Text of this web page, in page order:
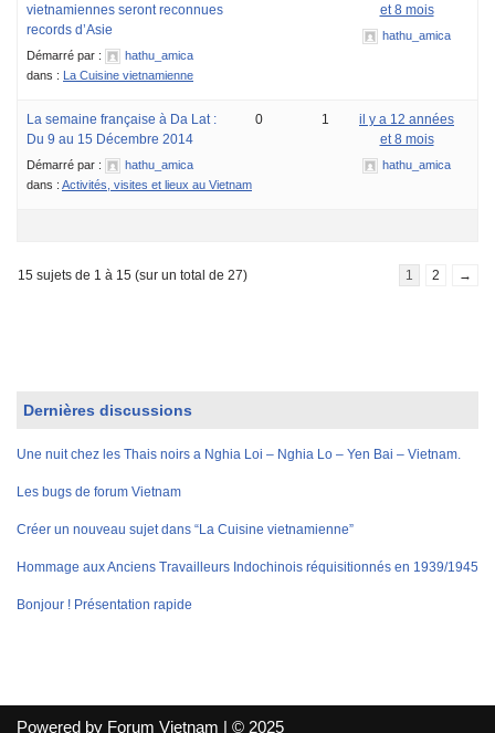
vietnamiennes seront reconnues
records d’Asie
Démarré par :
hathu_amica
dans : La Cuisine vietnamienne
et 8 mois
hathu_amica
La semaine française à Da Lat :
Du 9 au 15 Décembre 2014
Démarré par :
hathu_amica
dans : Activités, visites et lieux au Vietnam
0 1
il y a 12 années
et 8 mois
hathu_amica
15 sujets de 1 à 15 (sur un total de 27) 1 2 →
Dernières discussions
Une nuit chez les Thais noirs a Nghia Loi – Nghia Lo – Yen Bai – Vietnam.
Les bugs de forum Vietnam
Créer un nouveau sujet dans “La Cuisine vietnamienne”
Hommage aux Anciens Travailleurs Indochinois réquisitionnés en 1939/1945
Bonjour ! Présentation rapide
Powered by Forum Vietnam | © 2025